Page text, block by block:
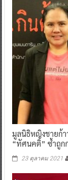
มูลนิธิหญิงชายก้า
“ทัศนคติ” ซ้ำถูก
23 ตุลาคม 2021